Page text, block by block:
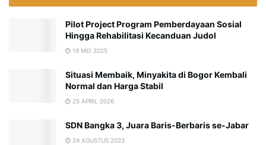
Pilot Project Program Pemberdayaan Sosial
Hingga Rehabilitasi Kecanduan Judol
19 MEI 2025
Situasi Membaik, Minyakita di Bogor Kembali
Normal dan Harga Stabil
25 APRIL 2026
SDN Bangka 3, Juara Baris-Berbaris se-Jabar
24 AGUSTUS 2023